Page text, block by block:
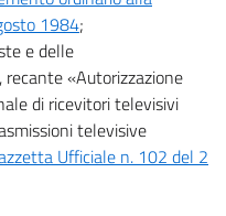
protezione civile
1984;
e delle
«Autorizzazione
di ricevitori televisivi
televisive
Ufficiale n. 102 del 2